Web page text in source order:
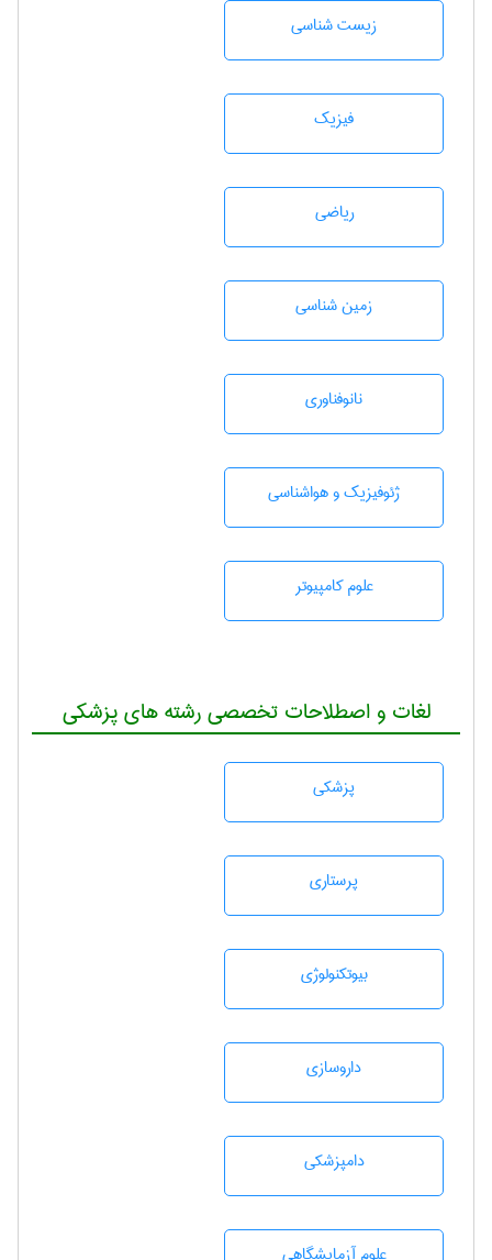
زيست شناسی
فیزیک
رياضی
زمين شناسی
نانوفناوری
ژئوفيزيك و هواشناسی
علوم کامپیوتر
لغات و اصطلاحات تخصصی رشته های پزشکی
پزشكی
پرستاری
بيوتكنولوژی
داروسازی
دامپزشكی